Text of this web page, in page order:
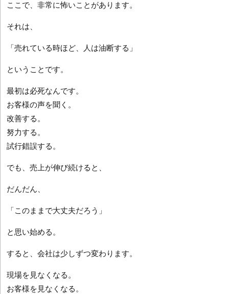
ここで、非常に怖いことがあります。
それは、
「売れている時ほど、人は油断する」
ということです。
最初は必死なんです。
お客様の声を聞く。
改善する。
努力する。
試行錯誤する。
でも、売上が伸び続けると、
だんだん、
「このままで大丈夫だろう」
と思い始める。
すると、会社は少しずつ変わります。
現場を見なくなる。
お客様を見なくなる。